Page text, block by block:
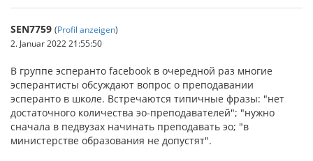
SEN7759 (Profil anzeigen)
2. Januar 2022 21:55:50
В группе эсперанто facebook в очередной раз многие
эсперантисты обсуждают вопрос о преподавании
эсперанто в школе. Встречаются типичные фразы: "нет
достаточного количества эо-преподавателей"; "нужно
сначала в педвузах начинать преподавать эо; "в
министерстве образования не допустят".